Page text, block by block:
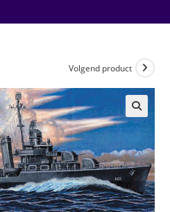
Volgend product